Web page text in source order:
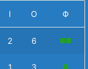
І О Ф
2 6
1 3